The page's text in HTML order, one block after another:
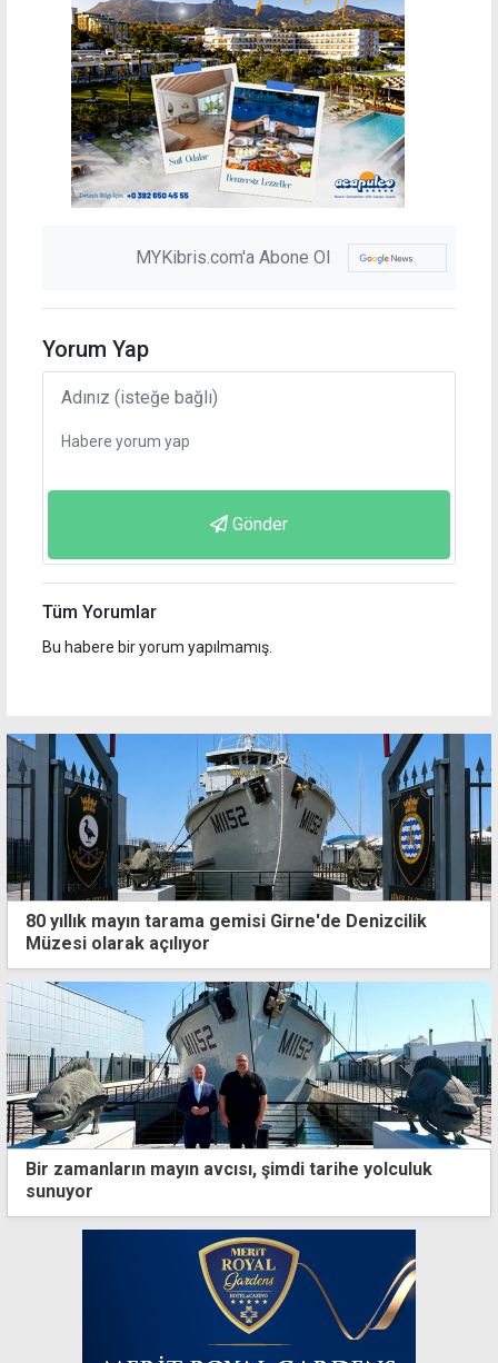
MYKibris.com'a Abone Ol
Yorum Yap
Gönder
Tüm Yorumlar
Bu habere bir yorum yapılmamış.
80 yıllık mayın tarama gemisi Girne'de Denizcilik
Müzesi olarak açılıyor
Bir zamanların mayın avcısı, şimdi tarihe yolculuk
sunuyor